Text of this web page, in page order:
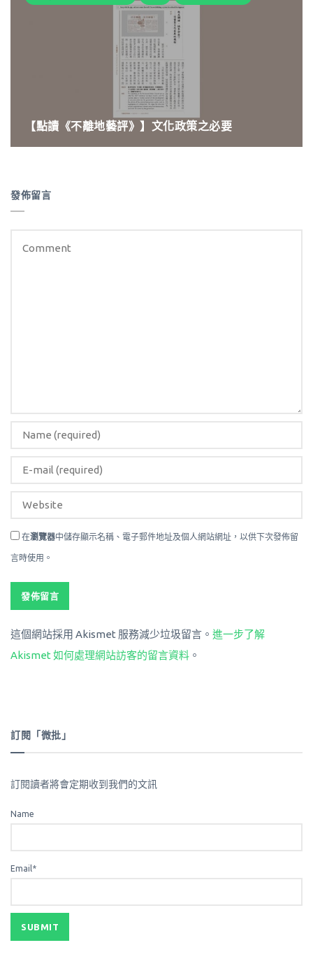
【點讀《不離地藝評》】文化政策之必要
發佈留言
在瀏覽器中儲存顯示名稱、電子郵件地址及個人網站網址，以供下次發佈留
言時使用。
這個網站採用 Akismet 服務減少垃圾留言。 進一步了解
Akismet 如何處理網站訪客的留言資料 。
訂閱「微批」
訂閱讀者將會定期收到我們的文訊
Name
Email*